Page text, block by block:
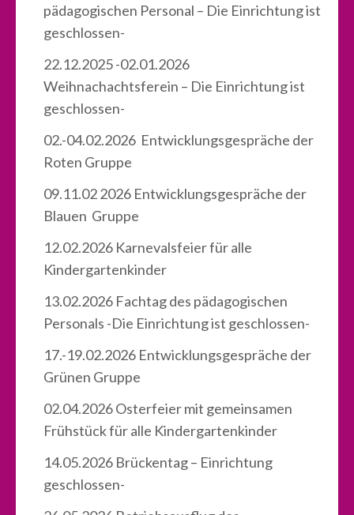
pädagogischen Personal – Die Einrichtung ist
geschlossen-
22.12.2025 -02.01.2026
Weihnachachtsferein – Die Einrichtung ist
geschlossen-
02.-04.02.2026 Entwicklungsgespräche der
Roten Gruppe
09.11.02 2026 Entwicklungsgespräche der
Blauen Gruppe
12.02.2026 Karnevalsfeier für alle
Kindergartenkinder
13.02.2026 Fachtag des pädagogischen
Personals -Die Einrichtung ist geschlossen-
17.-19.02.2026 Entwicklungsgespräche der
Grünen Gruppe
02.04.2026 Osterfeier mit gemeinsamen
Frühstück für alle Kindergartenkinder
14.05.2026 Brückentag – Einrichtung
geschlossen-